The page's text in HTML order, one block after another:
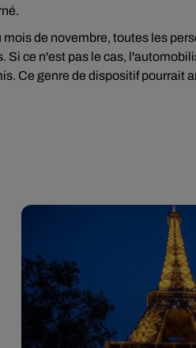
de novembre, toutes les
ce n'est pas le cas,
Ce genre de dispositif pourrait